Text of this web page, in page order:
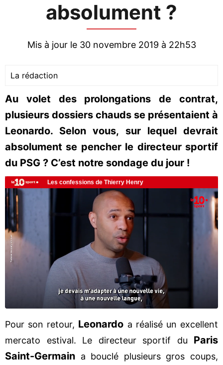
absolument ?
Mis à jour le 30 novembre 2019 à 22h53
La rédaction
Au volet des prolongations de contrat,
plusieurs dossiers chauds se présentaient à
Leonardo. Selon vous, sur lequel devrait
absolument se pencher le directeur sportif
du PSG ? C’est notre sondage du jour !
Pour son retour, Leonardo a réalisé un excellent
mercato estival. Le directeur sportif du Paris
Saint-Germain a bouclé plusieurs gros coups,